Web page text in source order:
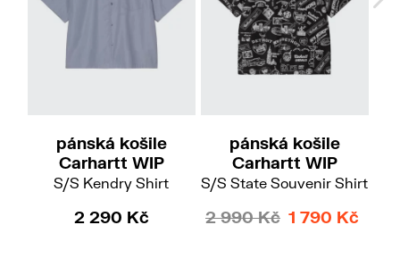
pánská košile
Carhartt WIP
S/S Kendry Shirt
2 290 Kč
pánská košile
Carhartt WIP
S/S State Souvenir Shirt
2 990 Kč 1 790 Kč